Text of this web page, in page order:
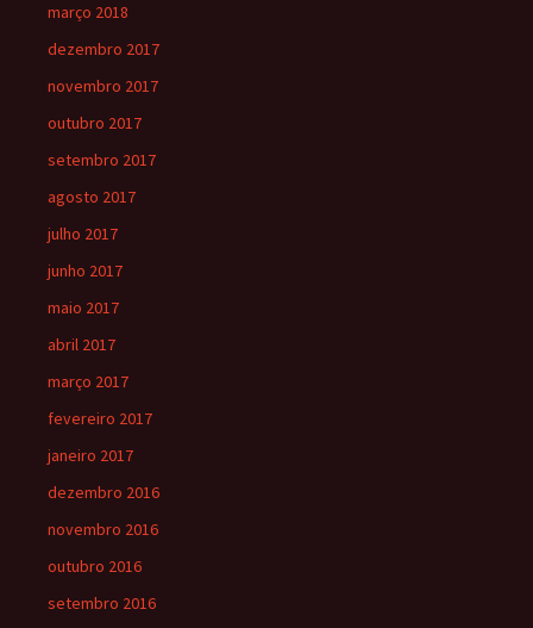
março 2018
dezembro 2017
novembro 2017
outubro 2017
setembro 2017
agosto 2017
julho 2017
junho 2017
maio 2017
abril 2017
março 2017
fevereiro 2017
janeiro 2017
dezembro 2016
novembro 2016
outubro 2016
setembro 2016